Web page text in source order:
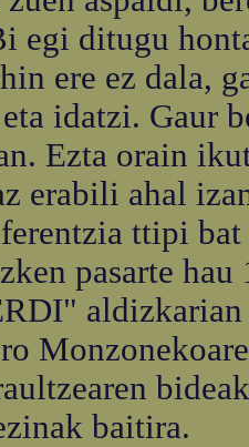
ditugu hontaz
ere ez dala,
idatzi. Gaur
Ezta orain
erabili ahal
ttipi bat
pasarte
baitira.